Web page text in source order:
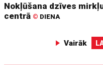
Nokļūšana dzīves
centrā © DIENA
Vairāk